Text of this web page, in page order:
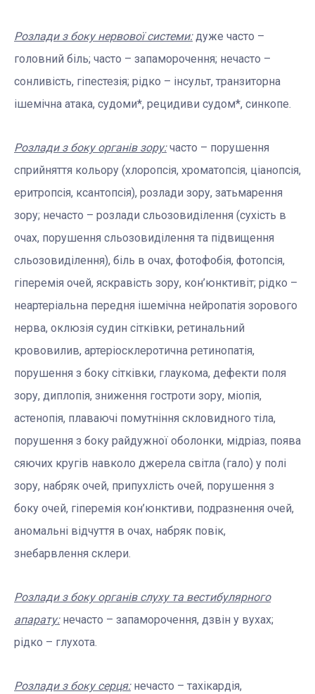
Розлади з боку нервової системи:дуже часто –
головний біль; часто – запаморочення; нечасто –
сонливість, гіпестезія; рідко – інсульт, транзиторна
ішемічна атака, судоми*, рецидиви судом*, синкопе.
Розлади з боку органів зору:часто – порушення
сприйняття кольору (хлоропсія, хроматопсія, ціанопсія,
еритропсія, ксантопсія), розлади зору, затьмарення
зору; нечасто – розлади сльозовиділення (сухість в
очах, порушення сльозовиділення та підвищення
сльозовиділення), біль в очах, фотофобія, фотопсія,
гіперемія очей, яскравість зору, кон’юнктивіт; рідко –
неартеріальна передня ішемічна нейропатія зорового
нерва, оклюзія судин сітківки, ретинальний
крововилив, артеріосклеротична ретинопатія,
порушення з боку сітківки, глаукома, дефекти поля
зору, диплопія, зниження гостроти зору, міопія,
астенопія, плаваючі помутніння скловидного тіла,
порушення з боку райдужної оболонки, мідріаз, поява
сяючих кругів навколо джерела світла (гало) у полі
зору, набряк очей, припухлість очей, порушення з
боку очей, гіперемія кон’юнктиви, подразнення очей,
аномальні відчуття в очах, набряк повік,
знебарвлення склери.
Розлади з боку органів слуху та вестибулярного
апарату:нечасто – запаморочення, дзвін у вухах;
рідко – глухота.
Розлади з боку серця:нечасто – тахікардія,